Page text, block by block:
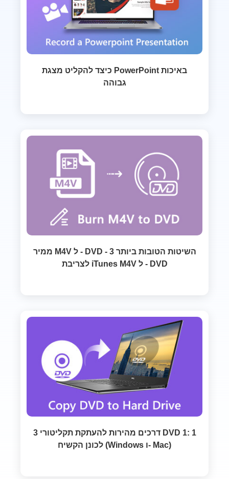
כיצד להקליט מצגת PowerPoint באיכות
גבוהה
ממיר M4V ל - DVD - 3 השיטות הטובות ביותר
לצריבת iTunes M4V ל - DVD
3 דרכים מהירות להעתקת תקליטורי DVD 1: 1
לכונן הקשיח (Windows ו- Mac)